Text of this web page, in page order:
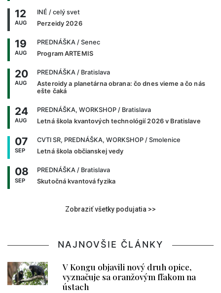
12
AUG
INÉ / celý svet
Perzeidy 2026
19
AUG
PREDNÁŠKA / Senec
Program ARTEMIS
20
AUG
PREDNÁŠKA / Bratislava
Asteroidy a planetárna obrana: čo dnes vieme a čo nás
ešte čaká
24
AUG
PREDNÁŠKA, WORKSHOP / Bratislava
Letná škola kvantových technológií 2026 v Bratislave
07
SEP
CVTI SR, PREDNÁŠKA, WORKSHOP / Smolenice
Letná škola občianskej vedy
08
SEP
PREDNÁŠKA / Bratislava
Skutočná kvantová fyzika
Zobraziť všetky podujatia >>
NAJNOVŠIE ČLÁNKY
V Kongu objavili nový druh opice,
vyznačuje sa oranžovým fľakom na
ústach